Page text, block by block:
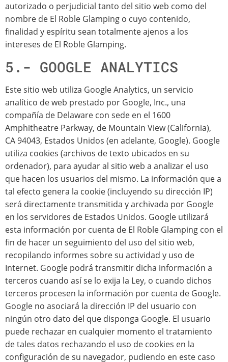
autorizado o perjudicial tanto del sitio web como del
nombre de El Roble Glamping o cuyo contenido,
finalidad y espíritu sean totalmente ajenos a los
intereses de El Roble Glamping.
5.- GOOGLE ANALYTICS
Este sitio web utiliza Google Analytics, un servicio
analítico de web prestado por Google, Inc., una
compañía de Delaware con sede en el 1600
Amphitheatre Parkway, de Mountain View (California),
CA 94043, Estados Unidos (en adelante, Google). Google
utiliza cookies (archivos de texto ubicados en su
ordenador), para ayudar al sitio web a analizar el uso
que hacen los usuarios del mismo. La información que a
tal efecto genera la cookie (incluyendo su dirección IP)
será directamente transmitida y archivada por Google
en los servidores de Estados Unidos. Google utilizará
esta información por cuenta de El Roble Glamping con el
fin de hacer un seguimiento del uso del sitio web,
recopilando informes sobre su actividad y uso de
Internet. Google podrá transmitir dicha información a
terceros cuando así se lo exija la Ley, o cuando dichos
terceros procesen la información por cuenta de Google.
Google no asociará la dirección IP del usuario con
ningún otro dato del que disponga Google. El usuario
puede rechazar en cualquier momento el tratamiento
de tales datos rechazando el uso de cookies en la
configuración de su navegador, pudiendo en este caso